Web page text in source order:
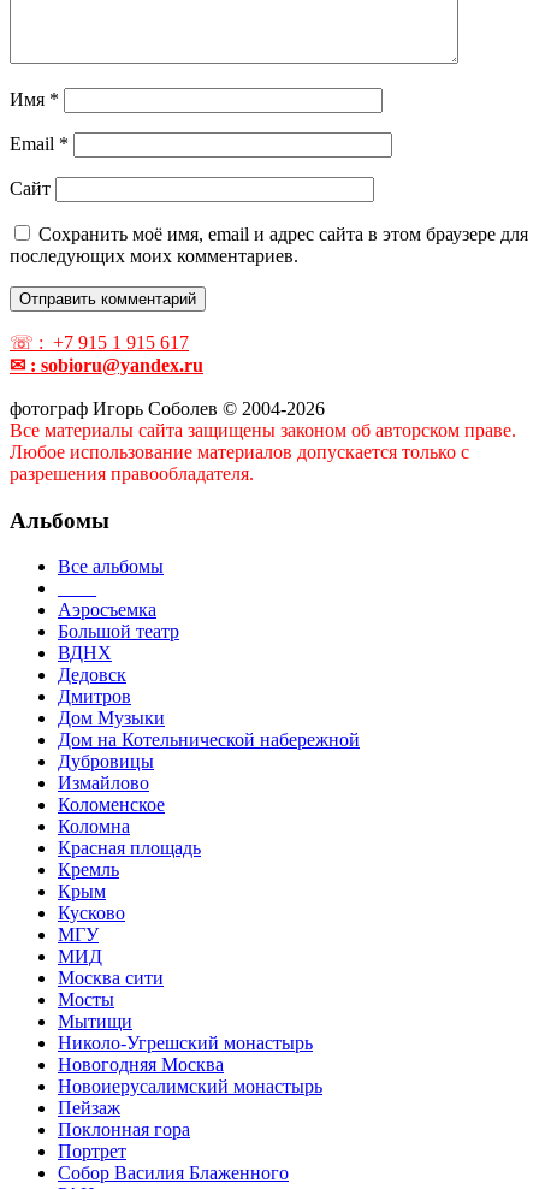
Имя *
Email *
Сайт
Сохранить моё имя, email и адрес сайта в этом браузере для
последующих моих комментариев.
☏ : +7 915 1 915 617
✉ : sobioru@yandex.ru
фотограф Игорь Соболев © 2004-2026
Все материалы сайта защищены законом об авторском праве.
Любое использование материалов допускается только с
разрешения правообладателя.
Альбомы
Все альбомы
Аэросъемка
Большой театр
ВДНХ
Дедовск
Дмитров
Дом Музыки
Дом на Котельнической набережной
Дубровицы
Измайлово
Коломенское
Коломна
Красная площадь
Кремль
Крым
Кусково
МГУ
МИД
Москва сити
Мосты
Мытищи
Николо-Угрешский монастырь
Новогодняя Москва
Новоиерусалимский монастырь
Пейзаж
Поклонная гора
Портрет
Собор Василия Блаженного